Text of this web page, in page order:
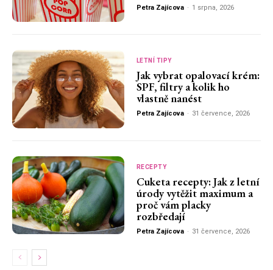
Petra Zajícova - 1 srpna, 2026
LETNÍ TIPY
Jak vybrat opalovací krém:
SPF, filtry a kolik ho
vlastně nanést
Petra Zajícova - 31 července, 2026
RECEPTY
Cuketa recepty: Jak z letní
úrody vytěžit maximum a
proč vám placky
rozbředají
Petra Zajícova - 31 července, 2026